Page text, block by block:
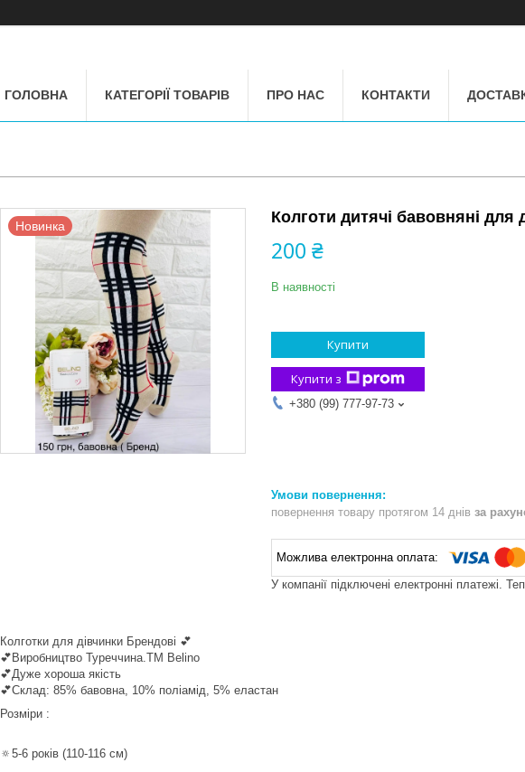
ГОЛОВНА КАТЕГОРІЇ ТОВАРІВ ПРО НАС КОНТАКТИ
Новинка Колготи дитячі бавовняні для
200 ₴
В наявності
Купити
Купити з
+380 (99) 777-97-73
повернення товару протягом 14 днів за
У компанії підключені електронні платежі.
Колготки для дівчинки Брендові 💕
💕Виробництво Туреччина.ТМ Belino
💕Дуже хороша якість
💕Склад: 85% бавовна, 10% поліамід, 5% еластан
Розміри :
🔅5-6 років (110-116 см)